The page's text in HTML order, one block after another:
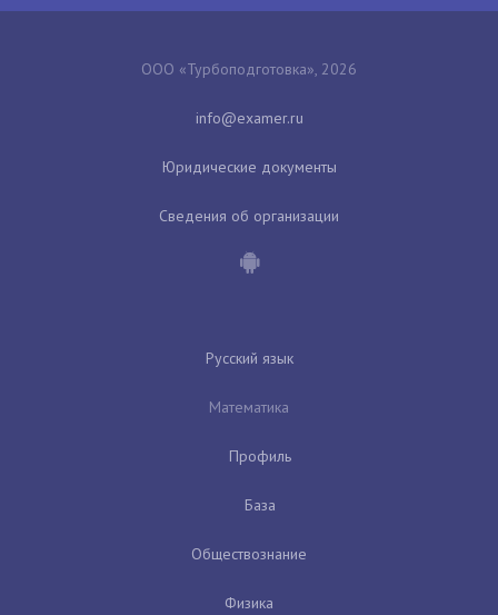
ООО «Турбоподготовка», 2026
Юридические документы
Сведения об организации
Русский язык
Математика
Профиль
База
Обществознание
Физика